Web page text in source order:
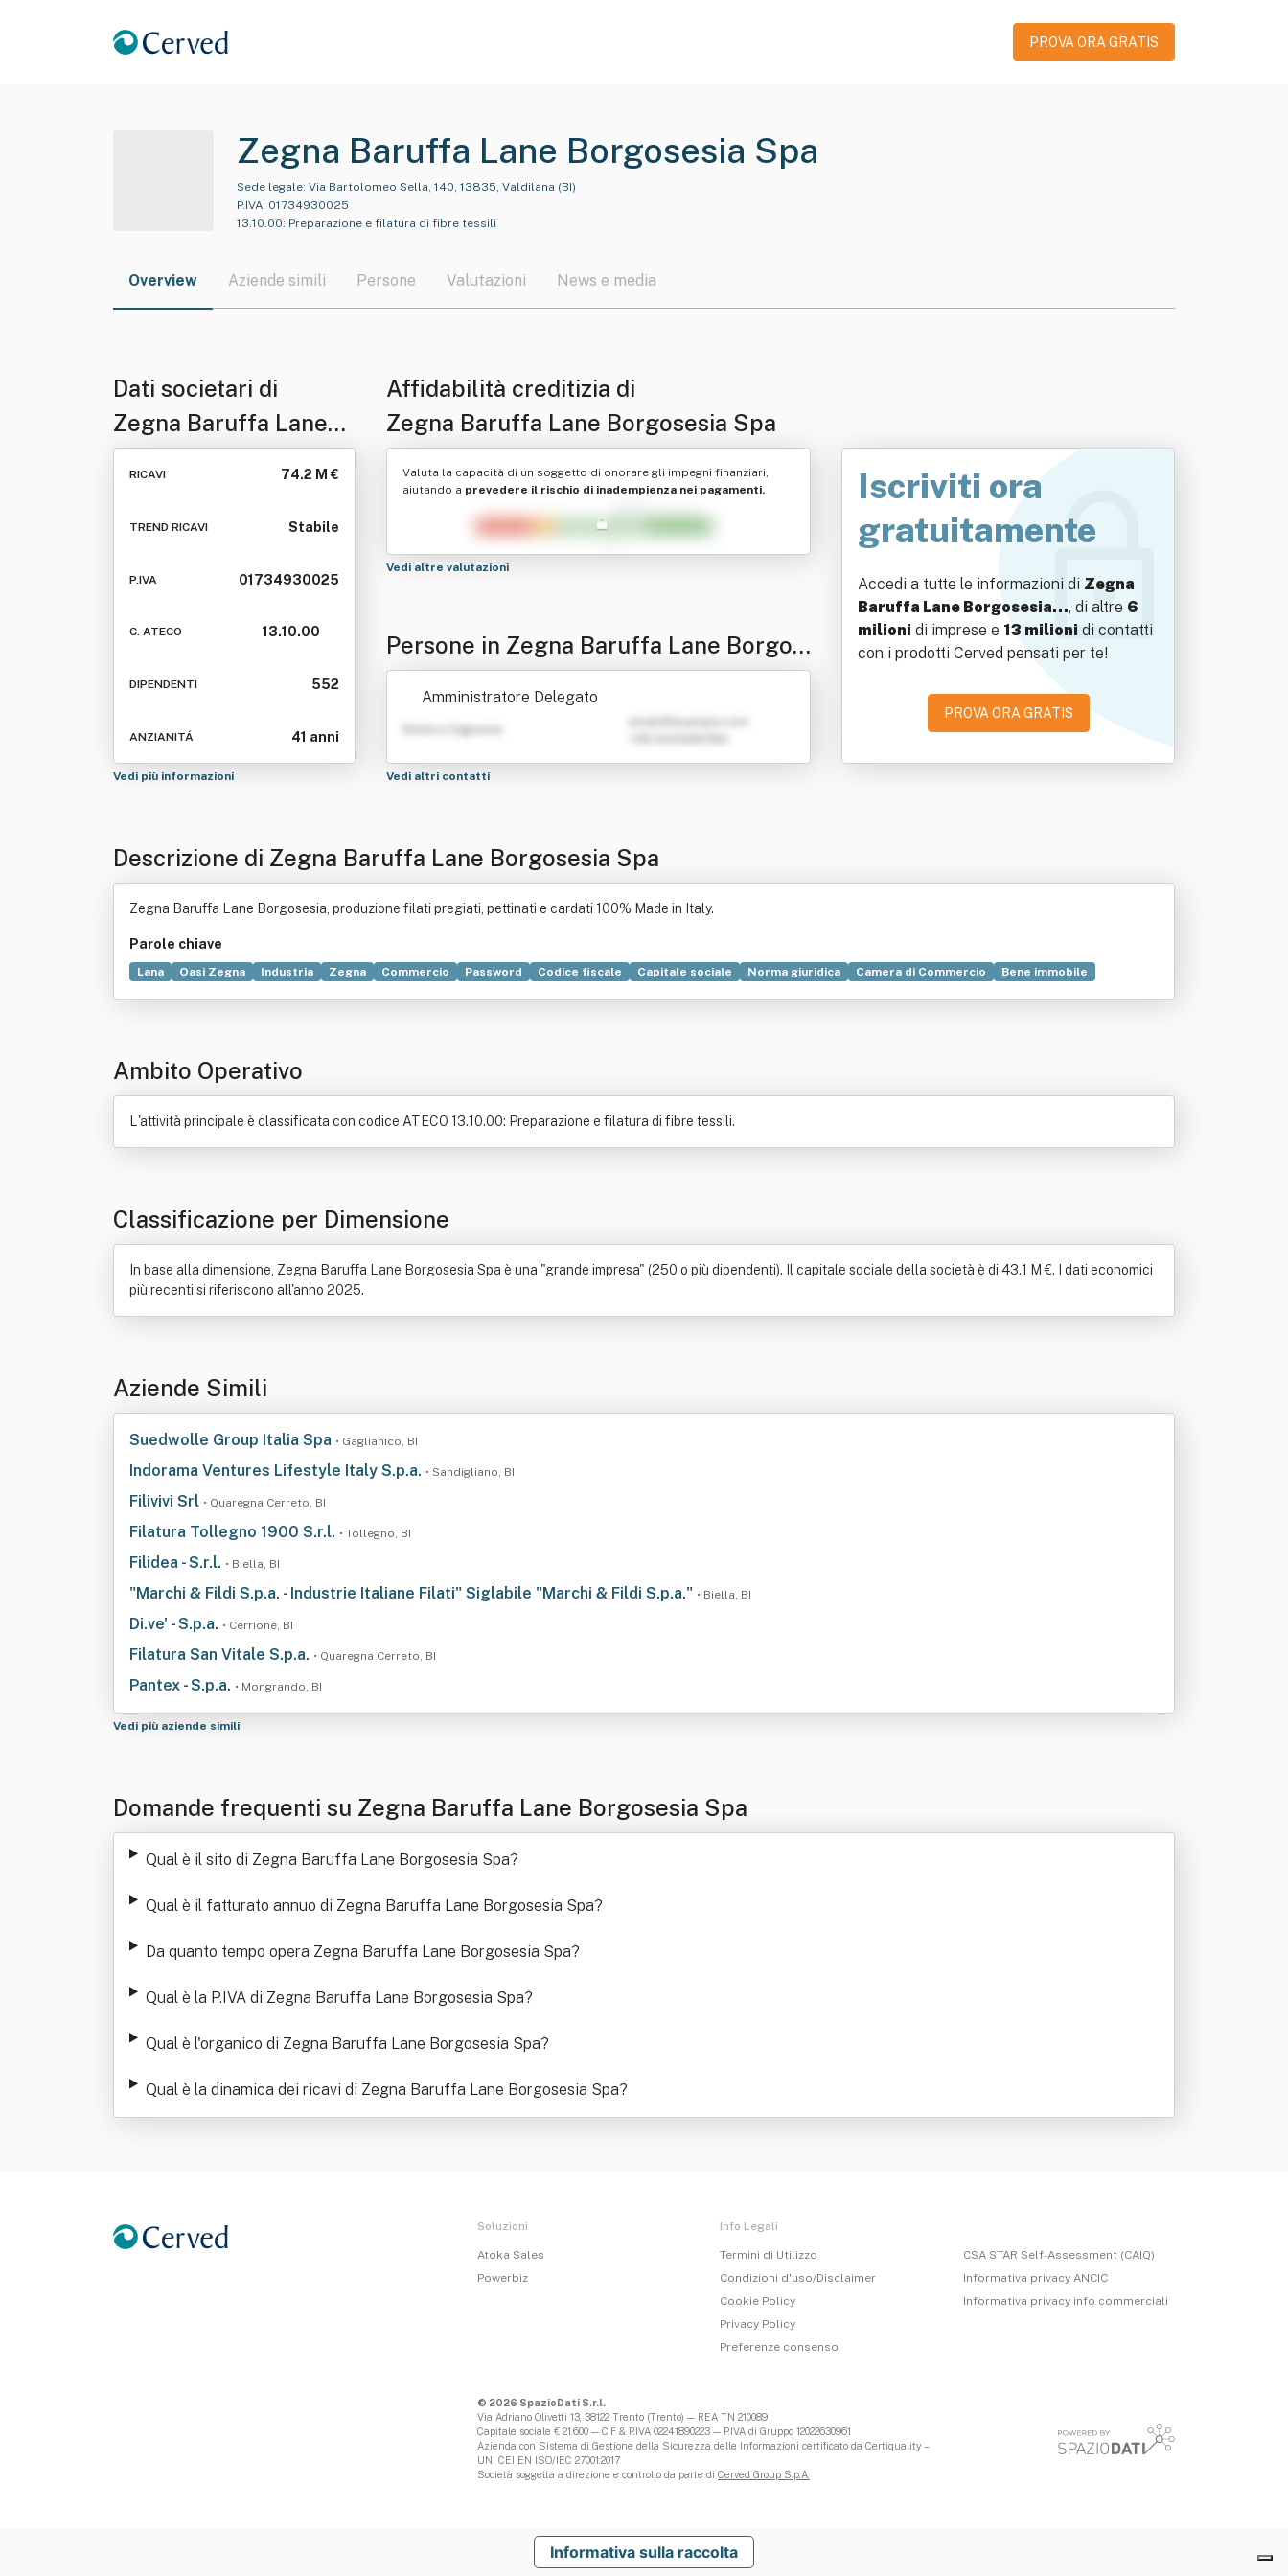
PROVA ORA GRATIS
Zegna Baruffa Lane Borgosesia Spa
Sede legale: Via Bartolomeo Sella, 140, 13835, Valdilana (BI)
P.IVA: 01734930025
13.10.00: Preparazione e filatura di fibre tessili
Overview Aziende simili Persone Valutazioni News e media
Dati societari di
Zegna Baruffa Lane
Borgosesia Spa
RICAVI 74.2 M €
TREND RICAVI Stabile
P.IVA 01734930025
C. ATECO 13.10.00
DIPENDENTI 552
ANZIANITÁ 41 anni
Vedi più informazioni
Affidabilità creditizia di
Zegna Baruffa Lane Borgosesia Spa
Valuta la capacità di un soggetto di onorare gli impegni finanziari,
aiutando a prevedere il rischio di inadempienza nei pagamenti.
Vedi altre valutazioni
Persone in Zegna Baruffa Lane Borgos
esia Spa
Amministratore Delegato
Nome e Cognome
Vedi altri contatti
Iscriviti ora
gratuitamente
Accedi a tutte le informazioni di Zegna
Baruffa Lane Borgosesia…, di altre 6
milioni di imprese e 13 milioni di contatti
con i prodotti Cerved pensati per te!
PROVA ORA GRATIS
Descrizione di Zegna Baruffa Lane Borgosesia Spa
Zegna Baruffa Lane Borgosesia, produzione filati pregiati, pettinati e cardati 100% Made in Italy.
Parole chiave
Lana Oasi Zegna Industria Zegna Commercio Password Codice fiscale Capitale sociale Norma giuridica Camera di Commercio
Bene immobile
Ambito Operativo
L'attività principale è classificata con codice ATECO 13.10.00: Preparazione e filatura di fibre tessili.
Classificazione per Dimensione
In base alla dimensione, Zegna Baruffa Lane Borgosesia Spa è una "grande impresa" (250 o più dipendenti). Il capitale sociale della società è di 43.1 M €. I dati economici
più recenti si riferiscono all'anno 2025.
Aziende Simili
Suedwolle Group Italia Spa • Gaglianico, BI
Indorama Ventures Lifestyle Italy S.p.a. • Sandigliano, BI
Filivivi Srl • Quaregna Cerreto, BI
Filatura Tollegno 1900 S.r.l. • Tollegno, BI
Filidea - S.r.l. • Biella, BI
"Marchi & Fildi S.p.a. - Industrie Italiane Filati" Siglabile "Marchi & Fildi S.p.a." • Biella, BI
Di.ve' - S.p.a. • Cerrione, BI
Filatura San Vitale S.p.a. • Quaregna Cerreto, BI
Pantex - S.p.a. • Mongrando, BI
Vedi più aziende simili
Domande frequenti su Zegna Baruffa Lane Borgosesia Spa
Qual è il sito di Zegna Baruffa Lane Borgosesia Spa?
Qual è il fatturato annuo di Zegna Baruffa Lane Borgosesia Spa?
Da quanto tempo opera Zegna Baruffa Lane Borgosesia Spa?
Qual è la P.IVA di Zegna Baruffa Lane Borgosesia Spa?
Qual è l'organico di Zegna Baruffa Lane Borgosesia Spa?
Qual è la dinamica dei ricavi di Zegna Baruffa Lane Borgosesia Spa?
Soluzioni
Atoka Sales
Powerbiz
Info Legali
Termini di Utilizzo
Condizioni d'uso/Disclaimer
Cookie Policy
Privacy Policy
Preferenze consenso
CSA STAR Self-Assessment (CAIQ)
Informativa privacy ANCIC
Informativa privacy info commerciali
© 2026 SpazioDati S.r.l.
Via Adriano Olivetti 13, 38122 Trento (Trento) — REA TN 210089
Capitale sociale € 21.600 — C.F & P.IVA 02241890223 — P.IVA di Gruppo 12022630961
Azienda con Sistema di Gestione della Sicurezza delle Informazioni certificato da Certiquality –
UNI CEI EN ISO/IEC 27001:2017
Società soggetta a direzione e controllo da parte di Cerved Group S.p.A.
Informativa sulla raccolta